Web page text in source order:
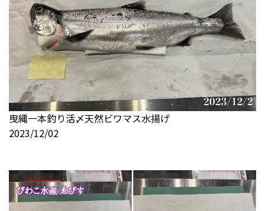
曳縄一本釣り活〆天然ビワマス水揚げ
2023/12/02